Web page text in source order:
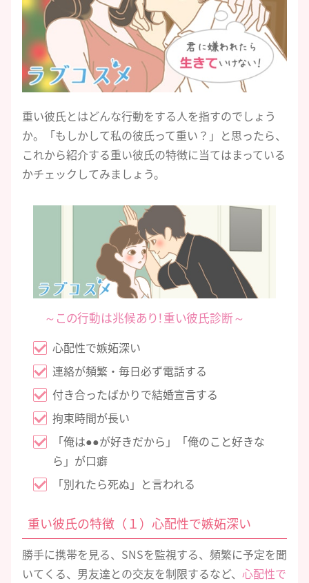
重い彼氏とはどんな行動をする人を指すのでしょう
か。「もしかして私の彼氏って重い？」と思ったら、
これから紹介する重い彼氏の特徴に当てはまっている
かチェックしてみましょう。
～この行動は兆候あり！重い彼氏診断～
心配性で嫉妬深い
連絡が頻繁・毎日必ず電話する
付き合ったばかりで結婚宣言する
拘束時間が長い
「俺は●●が好きだから」「俺のこと好きな
ら」が口癖
「別れたら死ぬ」と言われる
重い彼氏の特徴（１）心配性で嫉妬深い
勝手に携帯を見る、SNSを監視する、頻繁に予定を聞
いてくる、男友達との交友を制限するなど、 心配性で